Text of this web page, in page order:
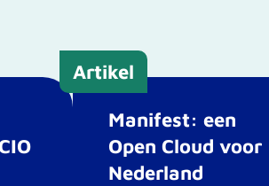
Manifest: een
Open Cloud voor
Nederland
Artikel